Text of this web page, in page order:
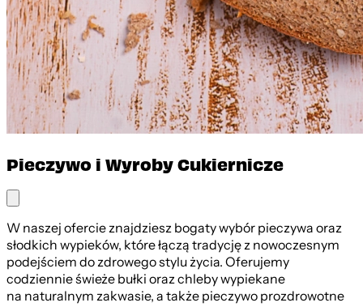
Pieczywo i Wyroby Cukiernicze
W naszej ofercie znajdziesz bogaty wybór pieczywa oraz
słodkich wypieków, które łączą tradycję z nowoczesnym
podejściem do zdrowego stylu życia. Oferujemy
codziennie świeże bułki oraz chleby wypiekane
na naturalnym zakwasie, a także pieczywo prozdrowotne